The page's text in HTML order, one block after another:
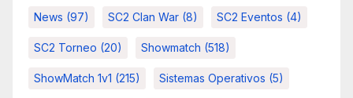
News (97) SC2 Clan War (8) SC2 Eventos (4)
SC2 Torneo (20) Showmatch (518)
ShowMatch 1v1 (215) Sistemas Operativos (5)